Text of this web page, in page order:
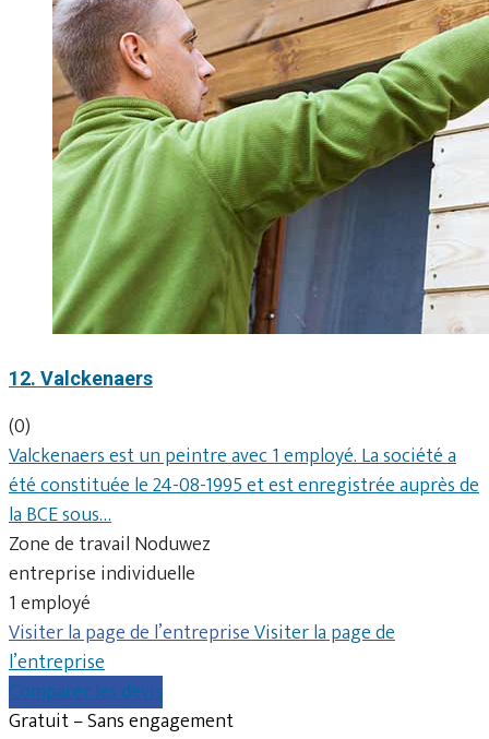
12. Valckenaers
(0)
Valckenaers est un peintre avec 1 employé. La société a
été constituée le 24-08-1995 et est enregistrée auprès de
la BCE sous…
Zone de travail Noduwez
entreprise individuelle
1 employé
Visiter la page de l’entrepriseVisiter la page de
l’entreprise
Comparer les devis
Gratuit – Sans engagement